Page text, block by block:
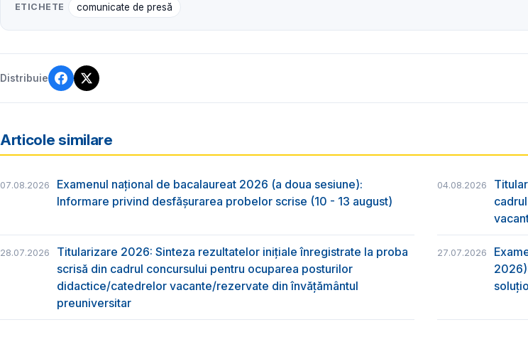
ETICHETE comunicate de presă
Distribuie
Articole similare
07.08.2026
Examenul național de bacalaureat 2026 (a doua sesiune):
Informare privind desfășurarea probelor scrise (10 - 13 august)
04.08.2026
28.07.2026
Titularizare 2026: Sinteza rezultatelor inițiale înregistrate la proba
scrisă din cadrul concursului pentru ocuparea posturilor
didactice/catedrelor vacante/rezervate din învăţământul
preuniversitar
27.07.2026